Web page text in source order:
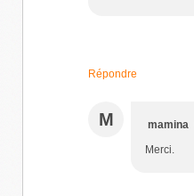
Répondre
M mamina
Merci.